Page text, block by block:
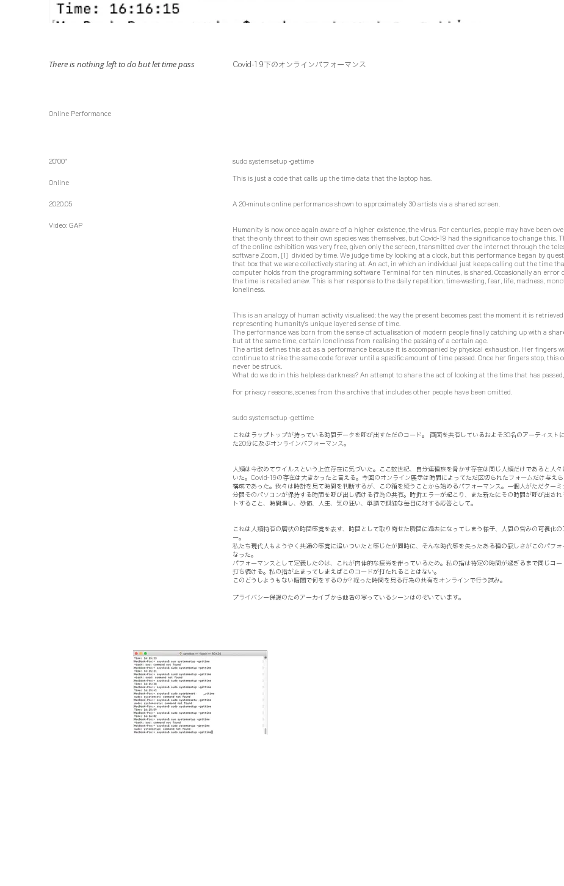
There is nothing left to do but let time pass Covid-19下のオンラインパフォーマンス
Online Performance
20'00"
Online
2020.05
sudo systemsetup -gettime
This is just a code that calls up the time data that the laptop has.
A 20-minute online performance shown to approximately 30 artists via a shared screen.
Humanity is now once again aware of a higher existence, the virus. For centuries, people may have been
that the only threat to their own species was themselves, but Covid-19 had the significance to change this.
of the online exhibition was very free, given only the screen, transmitted over the internet through the
software Zoom, [1] divided by time. We judge time by looking at a clock, but this performance began by
that box that we were collectively staring at. An act, in which an individual just keeps calling out the time
computer holds from the programming software Terminal for ten minutes, is shared. Occasionally an error
the time is recalled anew. This is her response to the daily repetition, time-wasting, fear, life, madness,
loneliness.
This is an analogy of human activity visualised: the way the present becomes past the moment it is retrieved
representing humanity's unique layered sense of time.
The performance was born from the sense of actualisation of modern people finally catching up with a
but at the same time, certain loneliness from realising the passing of a certain age.
The artist defines this act as a performance because it is accompanied by physical exhaustion. Her fingers
continue to strike the same code forever until a specific amount of time passed. Once her fingers stop, this
never be struck.
What do we do in this helpless darkness? An attempt to share the act of looking at the time that has
For privacy reasons, scenes from the archive that includes other people have been omitted.
sudo systemsetup -gettime
これはラップトップが持っている時間データを呼び出すただのコード。 画面を共有しているおよそ30名のアーティスト
た20分に及ぶオンラインパフォーマンス。
人類は今改めてウイルスという上位存在に気づいた。ここ数世紀、自分達種族を脅かす存在は同じ人類だけであると人々
いた。Covid-19の存在は大きかったと言える。今回のオンライン展示は時間によってただ区切られたフォームだけ与え
構成であった。我々は時計を見て時間を判断するが、この箱を疑うことから始めるパフォーマンス。一個人がただターミ
分間そのパソコンが保持する時間を呼び出し続ける行為の共有。時折エラーが起こり、また新たにその時間が呼び出され
トすること、時間潰し、恐怖、人生、気の狂い、単調で孤独な毎日に対する応答として。
これは人類特有の層状の時間感覚を表す、時間として取り寄せた瞬間に過去になってしまう様子、人間の営みの可視化の
ー。
私たち現代人もようやく共通の感覚に追いついたと感じたが同時に、そんな時代感を失ったある種の寂しさがこのパフォ
なった。
パフォーマンスとして定義したのは、これが肉体的な疲労を伴っているため。私の指は特定の時間が過ぎるまで同じコー
打ち続ける。私の指が止まってしまえばこのコードが打たれることはない。
このどうしようもない暗闇で何をするのか? 経った時間を見る行為の共有をオンラインで行う試み。
プライバシー保護のためアーカイブから他者の写っているシーンはのぞいています。
Video: GAP